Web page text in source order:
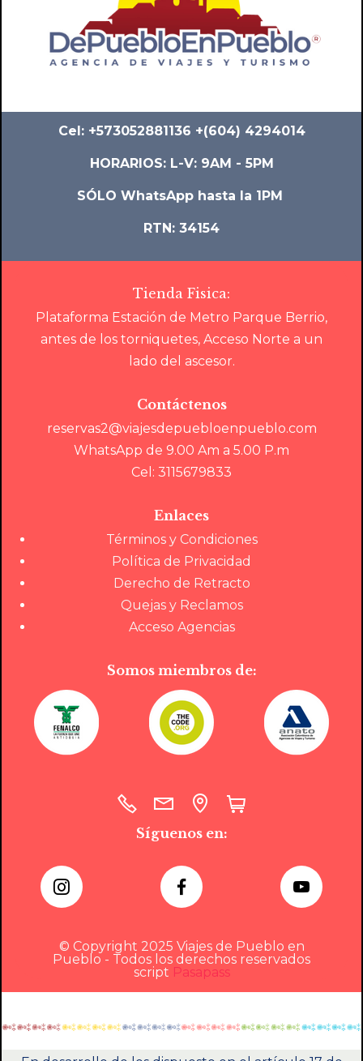
Cel: +573052881136 +(604) 4294014
HORARIOS: L-V: 9AM - 5PM
SÓLO WhatsApp hasta la 1PM
RTN: 34154
Tienda Fisica:
Plataforma Estación de Metro Parque Berrio,
antes de los torniquetes, Acceso Norte a un
lado del ascesor.
Contáctenos
reservas2@viajesdepuebloenpueblo.com
WhatsApp de 9.00 Am a 5.00 P.m
Cel: 3115679833
Enlaces
Términos y Condiciones
Política de Privacidad
Derecho de Retracto
Quejas y Reclamos
Acceso Agencias
Somos miembros de:
Síguenos en:
© Copyright 2025 Viajes de Pueblo en
Pueblo - Todos los derechos reservados
script Pasapass